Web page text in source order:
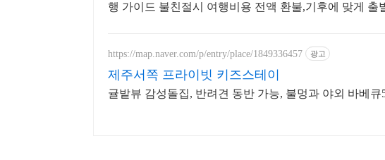
행 가이드 불친절시 여행비용 전액 환불,기후에 맞게 출
https://map.naver.com/p/entry/place/1849336457 광고
제주서쪽 프라이빗 키즈스테이
귤밭뷰 감성돌집, 반려견 동반 가능, 불멍과 야외 바베